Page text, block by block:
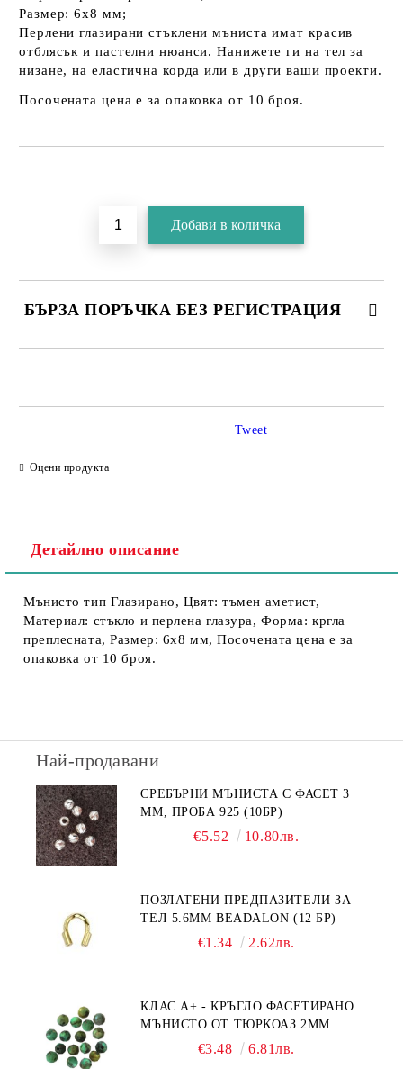
Размер: 6х8 мм;
Перлени глазирани стъклени мъниста имат красив
отблясък и пастелни нюанси. Нанижете ги на тел за
низане, на еластична корда или в други ваши проекти.
Посочената цена е за опаковка от 10 броя.
БЪРЗА ПОРЪЧКА БЕЗ РЕГИСТРАЦИЯ
Оцени продукта
Tweet
Детайлно описание
Мънисто тип Глазирано, Цвят: тъмен аметист,
Материал: стъкло и перлена глазура, Форма: кргла
преплесната, Размер: 6х8 мм, Посочената цена е за
опаковка от 10 броя.
Най-продавани
СРЕБЪРНИ МЪНИСТА С ФАСЕТ 3
ММ, ПРОБА 925 (10БР)
€5.52 10.80лв.
ПОЗЛАТЕНИ ПРЕДПАЗИТЕЛИ ЗА
ТЕЛ 5.6ММ BEADALON (12 БР)
€1.34 2.62лв.
КЛАС А+ - КРЪГЛО ФАСЕТИРАНО
МЪНИСТО ОТ ТЮРКОАЗ 2ММ
€3.48 6.81лв.